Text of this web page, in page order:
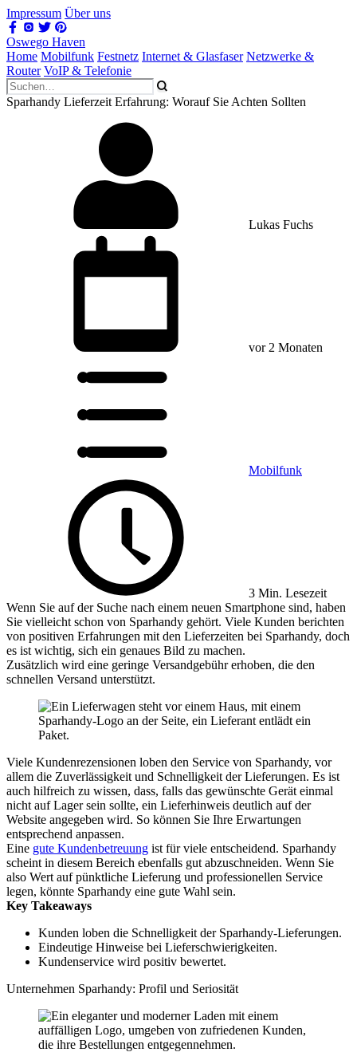
Impressum Über uns
Oswego Haven
Home Mobilfunk Festnetz Internet & Glasfaser Netzwerke &
Router VoIP & Telefonie
Sparhandy Lieferzeit Erfahrung: Worauf Sie Achten Sollten
Lukas Fuchs
vor 2 Monaten
Mobilfunk
3 Min. Lesezeit
Wenn Sie auf der Suche nach einem neuen Smartphone sind, haben
Sie vielleicht schon von Sparhandy gehört. Viele Kunden berichten
von positiven Erfahrungen mit den Lieferzeiten bei Sparhandy, doch
es ist wichtig, sich ein genaues Bild zu machen.
Zusätzlich wird eine geringe Versandgebühr erhoben, die den
schnellen Versand unterstützt.
Viele Kundenrezensionen loben den Service von Sparhandy, vor
allem die Zuverlässigkeit und Schnelligkeit der Lieferungen. Es ist
auch hilfreich zu wissen, dass, falls das gewünschte Gerät einmal
nicht auf Lager sein sollte, ein Lieferhinweis deutlich auf der
Website angegeben wird. So können Sie Ihre Erwartungen
entsprechend anpassen.
Eine gute Kundenbetreuung ist für viele entscheidend. Sparhandy
scheint in diesem Bereich ebenfalls gut abzuschneiden. Wenn Sie
also Wert auf pünktliche Lieferung und professionellen Service
legen, könnte Sparhandy eine gute Wahl sein.
Key Takeaways
Kunden loben die Schnelligkeit der Sparhandy-Lieferungen.
Eindeutige Hinweise bei Lieferschwierigkeiten.
Kundenservice wird positiv bewertet.
Unternehmen Sparhandy: Profil und Seriosität